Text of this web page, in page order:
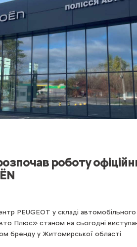
роботу
PEUGEOT у складі автомобільного
Плюс» станом на сьогодні
бренду у Житомирської області